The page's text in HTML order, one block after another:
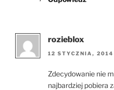
rozieblox
12 STYCZNIA,
Zdecydowanie nie
najbardziej pobiera